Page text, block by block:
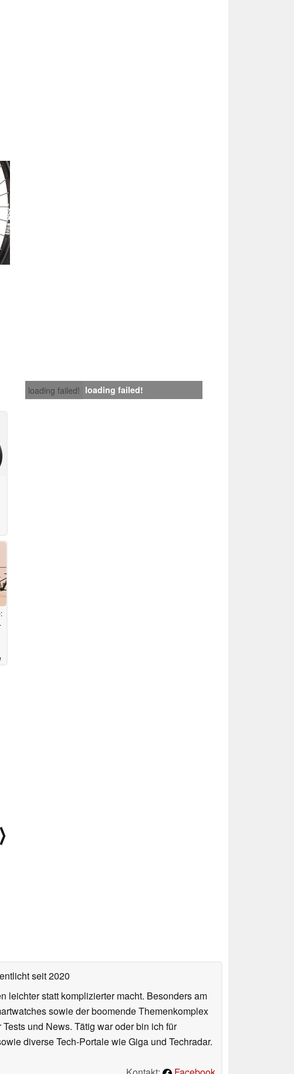
loading failed! loading failed!
⟩
seit 2020
leichter statt komplizierter macht. Besonders am
sowie der boomende Themenkomplex
und News. Tätig war oder bin ich für
diverse Tech-Portale wie Giga und Techradar.